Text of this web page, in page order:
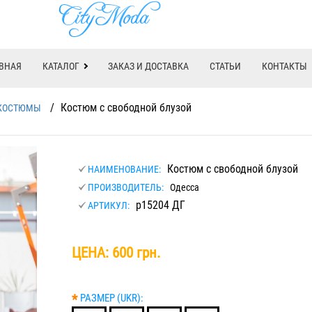
КАТАЛОГ ЗАКАЗ И ДОСТАВКА СТАТЬИ КОНТАКТЫ
/ Костюм с свободной блузой
НАИМЕНОВАНИЕ: Костюм с свободной блузой
ПРОИЗВОДИТЕЛЬ: Одесса
АРТИКУЛ:
р15204 ДГ
ЦЕНА: 600 грн.
* РАЗМЕР (UKR):